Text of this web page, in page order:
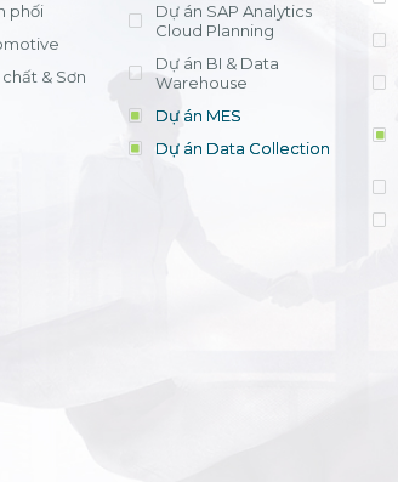
phối
& Sơn
Dự án SAP Analytics
Cloud Planning
Dự án BI & Data
Warehouse
Dự án MES
Dự án Data Collection